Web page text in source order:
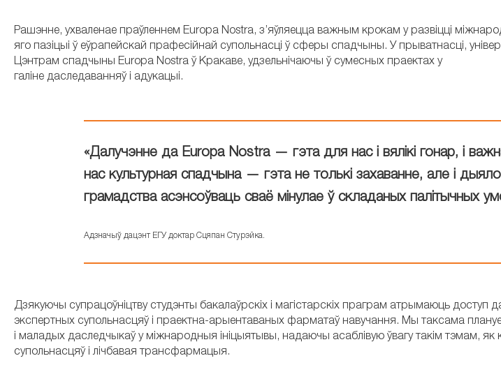
Рашэнне, ухваленае праўленнем Europa Nostra, з’яўляецца важным крокам у развіцці
яго пазіцыі ў еўрапейскай прафесійнай супольнасці ў сферы спадчыны. У прыватнасці,
Цэнтрам спадчыны Europa Nostra ў Кракаве, удзельнічаючы ў сумесных праектах у
галіне даследаванняў і адукацыі.
«Далучэнне да Europa Nostra — гэта для нас і вялікі гонар, і
нас культурная спадчына — гэта не толькі захаванне, але і
грамадства асэнсоўваць сваё мінулае ў складаных палітычных
Адзначыў дацэнт ЕГУ доктар Сцяпан Стурэйка.
Дзякуючы супрацоўніцтву студэнты бакалаўрскіх і магістарскіх праграм атрымаюць доступ
экспертных супольнасцяў і праектна-арыентаваных фарматаў навучання. Мы таксама
і маладых даследчыкаў у міжнародныя ініцыятывы, надаючы асаблівую ўвагу такім тэмам, як
супольнасцяў і лічбавая трансфармацыя.